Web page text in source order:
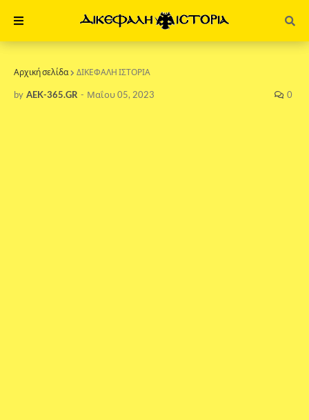
Αρχική σελίδα ΔΙΚΕΦΑΛΗ ΙΣΤΟΡΙΑ
by AEK-365.GR - Μαΐου 05, 2023 0